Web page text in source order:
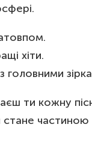
хіти.
головними
ти кожну
стане